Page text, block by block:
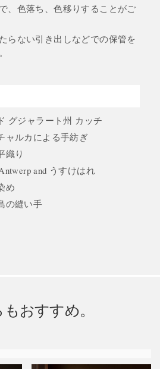
、色落ち、色移りすることがご
らない引き出しなどでの保管を
グジャラート州 カッチ
ャルカによる手紡ぎ
織り
and うすけはれ
め
の縫い手
おすすめ。